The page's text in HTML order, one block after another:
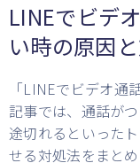
LINEでビデ
い時の原因
「LINEでビデオ通
記事では、通話が
途切れるといった
せる対処法をまと